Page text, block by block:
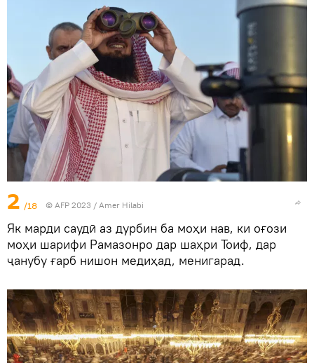
2 /18 © AFP 2023 / Amer Hilabi
Як марди саудӣ аз дурбин ба моҳи нав, ки оғози
моҳи шарифи Рамазонро дар шаҳри Тоиф, дар
ҷанубу ғарб нишон медиҳад, менигарад.